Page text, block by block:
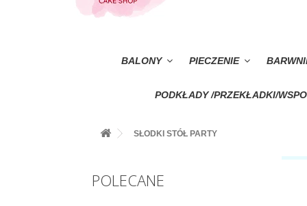
BALONY PIECZENIE
PODKŁADY /PRZEKŁADKI/
SŁODKI STÓŁ PARTY
POLECANE